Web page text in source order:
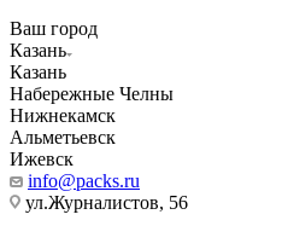
Ваш город
Казань
Казань
Набережные Челны
Нижнекамск
Альметьевск
Ижевск
info@packs.ru
ул.Журналистов, 56